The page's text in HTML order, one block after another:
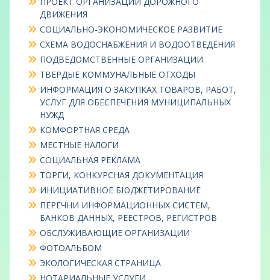
ДВИЖЕНИЯ
СОЦИАЛЬНО-ЭКОНОМИЧЕСКОЕ РАЗВИТИЕ
СХЕМА ВОДОСНАБЖЕНИЯ И ВОДООТВЕДЕНИЯ
ПОДВЕДОМСТВЕННЫЕ ОРГАНИЗАЦИИ
ТВЕРДЫЕ КОММУНАЛЬНЫЕ ОТХОДЫ
ИНФОРМАЦИЯ О ЗАКУПКАХ ТОВАРОВ, РАБОТ,
УСЛУГ ДЛЯ ОБЕСПЕЧЕНИЯ МУНИЦИПАЛЬНЫХ
НУЖД
КОМФОРТНАЯ СРЕДА
МЕСТНЫЕ НАЛОГИ
СОЦИАЛЬНАЯ РЕКЛАМА
ТОРГИ, КОНКУРСНАЯ ДОКУМЕНТАЦИЯ
ИНИЦИАТИВНОЕ БЮДЖЕТИРОВАНИЕ
ПЕРЕЧНИ ИНФОРМАЦИОННЫХ СИСТЕМ,
БАНКОВ ДАННЫХ, РЕЕСТРОВ, РЕГИСТРОВ
ОБСЛУЖИВАЮЩИЕ ОРГАНИЗАЦИИ
ФОТОАЛЬБОМ
ЭКОЛОГИЧЕСКАЯ СТРАНИЦА